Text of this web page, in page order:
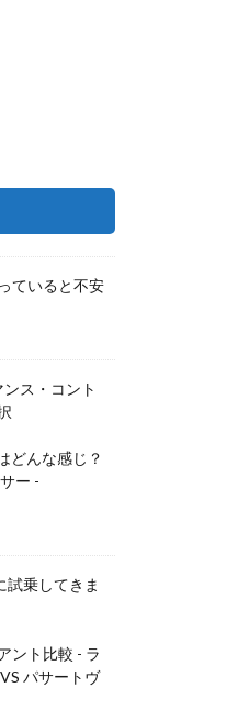
ていると不安
ス・コント
どんな感じ？
ー -
乗してきま
ント比較 - ラ
パサートヴ